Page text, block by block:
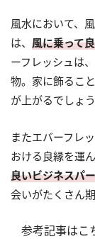
風水において、
は、 風に乗って
ーフレッシュは
物。家に飾るこ
が上がるでしょう
またエバーフレ
おける良縁を運
良いビジネスパ
会いがたくさん
参考記事は